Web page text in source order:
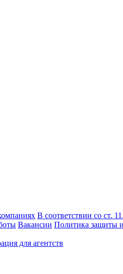
В соответствии со ст.
Вакансии Политика защиты
для агентств